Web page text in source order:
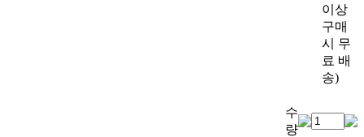
이상
구매
시 무
료 배
송)
수
량